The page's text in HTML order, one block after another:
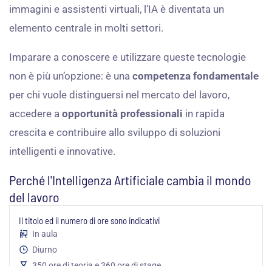
immagini e assistenti virtuali, l’IA è diventata un
elemento centrale in molti settori.
Imparare a conoscere e utilizzare queste tecnologie
non è più un’opzione: è una competenza fondamentale
per chi vuole distinguersi nel mercato del lavoro,
accedere a opportunità professionali in rapida
crescita e contribuire allo sviluppo di soluzioni
intelligenti e innovative.
Perché l'Intelligenza Artificiale cambia il mondo
del lavoro
Il titolo ed il numero di ore sono indicativi
In aula
Diurno